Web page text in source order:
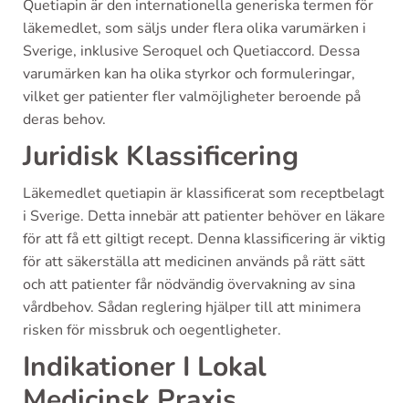
Quetiapin är den internationella generiska termen för
läkemedlet, som säljs under flera olika varumärken i
Sverige, inklusive Seroquel och Quetiaccord. Dessa
varumärken kan ha olika styrkor och formuleringar,
vilket ger patienter fler valmöjligheter beroende på
deras behov.
Juridisk Klassificering
Läkemedlet quetiapin är klassificerat som receptbelagt
i Sverige. Detta innebär att patienter behöver en läkare
för att få ett giltigt recept. Denna klassificering är viktig
för att säkerställa att medicinen används på rätt sätt
och att patienter får nödvändig övervakning av sina
vårdbehov. Sådan reglering hjälper till att minimera
risken för missbruk och oegentligheter.
Indikationer I Lokal